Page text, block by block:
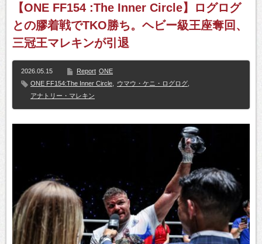
【ONE FF154 :The Inner Circle】ログログ
との膠着戦でTKO勝ち。ヘビー級王座奪回、
三冠王マレキンが引退
2026.05.15 Report ONE
ONE FF154:The Inner Circle
ウマウ・ケニ・ログログ
アナトリー・マレキン